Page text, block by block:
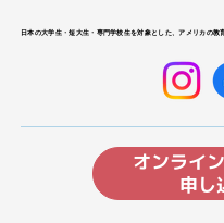
日本の大学生・短大生・専門学校生を対象とした、アメリカの
オンライ
申し